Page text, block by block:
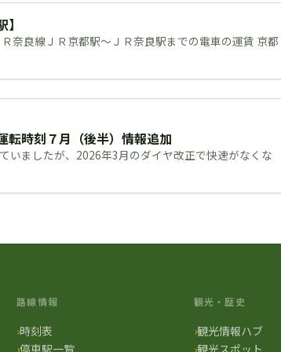
奈良線ＪＲ京都駅～ＪＲ奈良駅までの電車の運賃 京都
転時刻７月（後半）情報追加
いましたが、2026年3月のダイヤ改正で快速がなくな
路線情報
時刻表
観光・歴史
観光情報ハブ